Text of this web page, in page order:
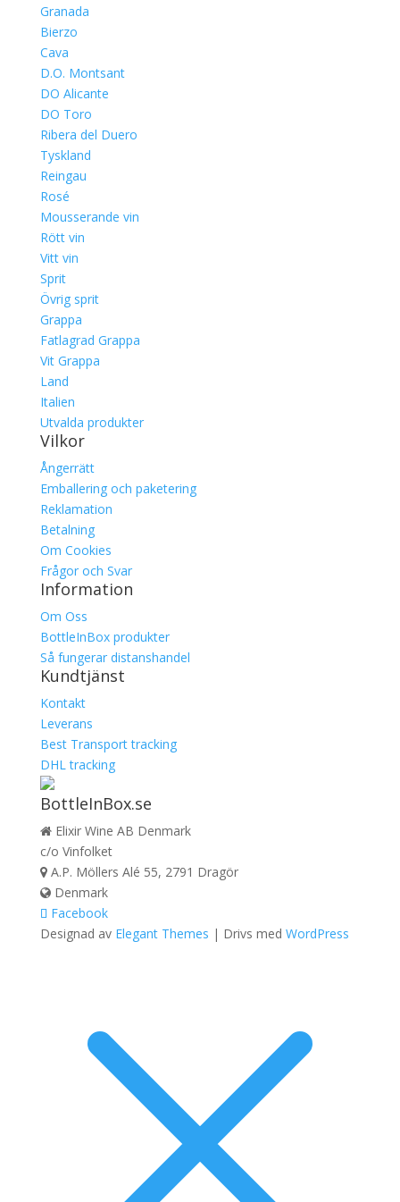
Granada
Bierzo
Cava
D.O. Montsant
DO Alicante
DO Toro
Ribera del Duero
Tyskland
Reingau
Rosé
Mousserande vin
Rött vin
Vitt vin
Sprit
Övrig sprit
Grappa
Fatlagrad Grappa
Vit Grappa
Land
Italien
Utvalda produkter
Vilkor
Ångerrätt
Emballering och paketering
Reklamation
Betalning
Om Cookies
Frågor och Svar
Information
Om Oss
BottleInBox produkter
Så fungerar distanshandel
Kundtjänst
Kontakt
Leverans
Best Transport tracking
DHL tracking
BottleInBox.se
Elixir Wine AB Denmark
c/o Vinfolket
A.P. Möllers Alé 55, 2791 Dragör
Denmark
Facebook
Designad av Elegant Themes | Drivs med WordPress